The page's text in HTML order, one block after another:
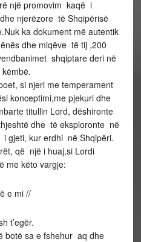
një promovim kaqë i
njerëzore të Shqipërisë
ka dokument më autentik
dhe miqëve të tij ,200
shqiptare deri në
si njeri me temperament
konceptimi,me pjekuri dhe
titullin Lord, dëshironte
dhe të eksploronte në
gjeti, kur erdhi në Shqipëri.
që një i huaj,si Lordi
me këto vargje:
e mi //
t’egër.
botë sa e fshehur aq dhe